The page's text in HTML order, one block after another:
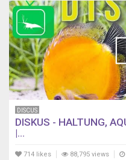
DISCUS
DISKUS - HALTUNG,
|...
714 likes 88,795 views